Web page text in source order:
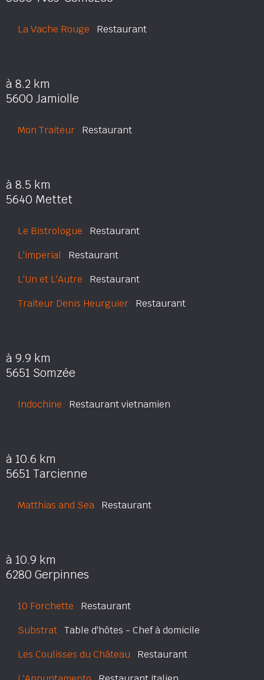
La Vache Rouge Restaurant
à 8.2 km
5600 Jamiolle
Mon Traiteur Restaurant
à 8.5 km
5640 Mettet
Le Bistrologue Restaurant
L'imperial Restaurant
L'Un et L'Autre Restaurant
Traiteur Denis Heurguier Restaurant
à 9.9 km
5651 Somzée
Indochine Restaurant vietnamien
à 10.6 km
5651 Tarcienne
Matthias and Sea Restaurant
à 10.9 km
6280 Gerpinnes
10 Forchette Restaurant
Substrat Table d'hôtes - Chef à domicile
Les Coulisses du Château Restaurant